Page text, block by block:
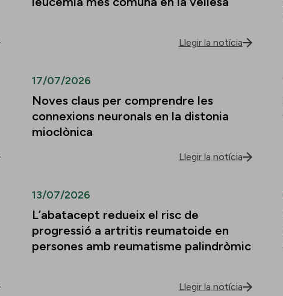
Llegir la notícia
17/07/2026
Noves claus per comprendre les
connexions neuronals en la distonia
mioclònica
Llegir la notícia
13/07/2026
L’abatacept redueix el risc de
progressió a artritis reumatoide en
persones amb reumatisme palindròmic
Llegir la notícia